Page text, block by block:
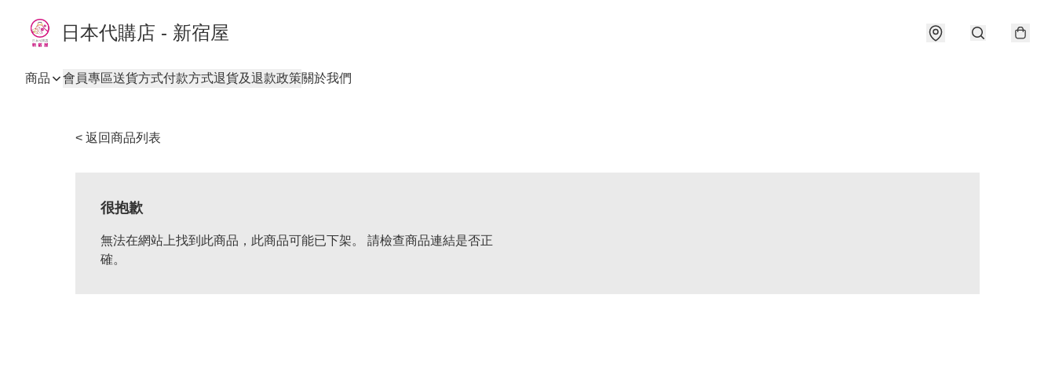
日本代購店 - 新宿屋
商品 會員專區送貨方式付款方式退貨及退款政策關於我們
< 返回商品列表
很抱歉
無法在網站上找到此商品，此商品可能已下架。 請檢查商品連結是否正
確。